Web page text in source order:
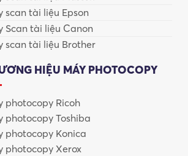
các công việc quan trọng hơn.
scan tài liệu Epson
Scan tài liệu Canon
scan tài liệu Brother
HIỆU MÁY PHOTOCOPY
photocopy Ricoh
photocopy Toshiba
photocopy Konica
photocopy Xerox